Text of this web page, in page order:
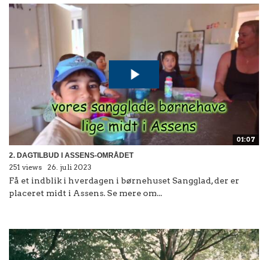
01:07
2. DAGTILBUD I ASSENS-OMRÅDET
251 views 26. juli 2023
Få et indblik i hverdagen i børnehuset Sangglad, der er
placeret midt i Assens. Se mere om...